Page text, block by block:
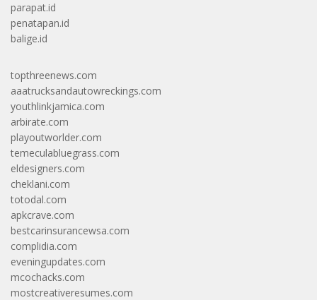
parapat.id
penatapan.id
balige.id
topthreenews.com
aaatrucksandautowreckings.com
youthlinkjamica.com
arbirate.com
playoutworlder.com
temeculabluegrass.com
eldesigners.com
cheklani.com
totodal.com
apkcrave.com
bestcarinsurancewsa.com
complidia.com
eveningupdates.com
mcochacks.com
mostcreativeresumes.com